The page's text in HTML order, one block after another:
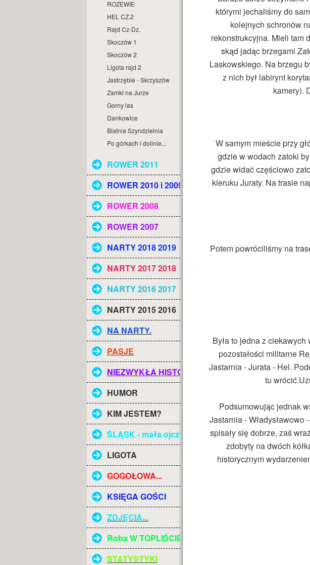
ROZEWIE
HEL CZ.2
Rajd Cz-Dz.
Skoczów 1
Skoczów 2
Ligota rajd 2
Jastrzębie - Skrzyszów
Zamki na Jurze
Gorny las
Dankowice
Blatnia Szyndzielnia
Po górkach i dolinie...
ROWER 2011
ROWER 2010 i 2009
ROWER 2008
ROWER 2007
NARTY 2018 2019
NARTY 2017 2018
NARTY 2016 2017
NARTY 2015 2016
NA NARTY.
PASJE
NIEZWYKŁA HISTORIA
HUMOR
KIM JESTEM?
ŚLĄSK - mała ojczyzna
LIGOTA
GOGOŁOWA...
KSIĘGA GOŚCI
ZDJĘCIA...
Roba W TOPLIŚCIE
STATYSTYKI
którymi jechaliśmy do
kolejnych schronów
rekonstrukcyjna. Mieli tam
skąd jadąc brzegami
Laskowskiego. Na brzegu
z nich był labirynt
kamery).
W samym mieście przy
gdzie w wodach zatoki
gdzie widać częściowo
kieruku Juraty. Na trasie
Potem powróciliśmy na
Była to jedna z
pozostałości militarne
Jastarnia - Jurata - Hel.
tu
Podsumowując jednak
Jastarnia -
spisały się dobrze, zaś
zdobyty na dwóch
historycznym